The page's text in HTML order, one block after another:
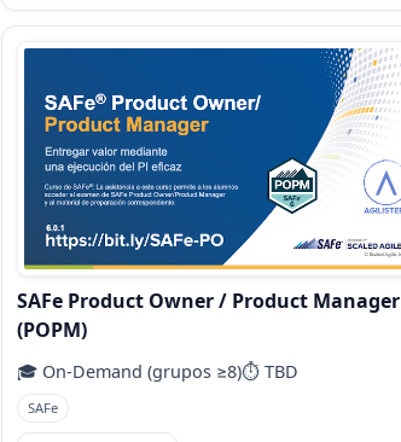
SAFe Product Owner / Product Manager
(POPM)
🎓 On‑Demand (grupos ≥8)⏱️ TBD
SAFe